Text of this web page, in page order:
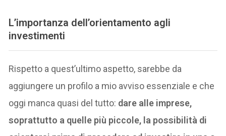
L’importanza dell’orientamento agli
investimenti
Rispetto a quest’ultimo aspetto, sarebbe da
aggiungere un profilo a mio avviso essenziale e che
oggi manca quasi del tutto: dare alle imprese,
soprattutto a quelle più piccole, la possibilità di